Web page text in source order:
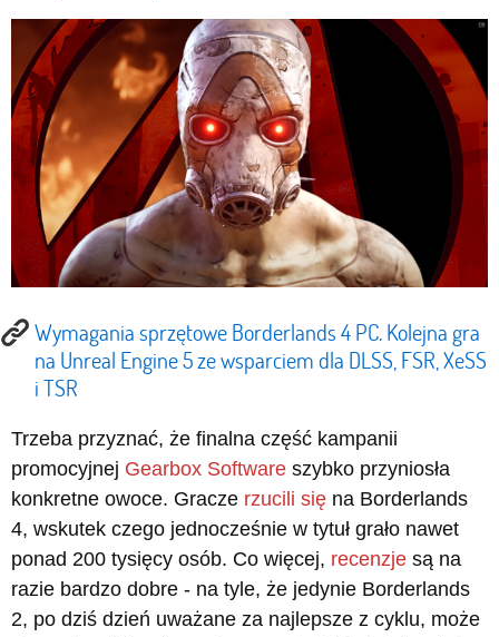
Wymagania sprzętowe Borderlands 4 PC. Kolejna gra
na Unreal Engine 5 ze wsparciem dla DLSS, FSR, XeSS
i TSR
Trzeba przyznać, że finalna część kampanii
promocyjnej Gearbox Software szybko przyniosła
konkretne owoce. Gracze rzucili się na Borderlands
4, wskutek czego jednocześnie w tytuł grało nawet
ponad 200 tysięcy osób. Co więcej, recenzje są na
razie bardzo dobre - na tyle, że jedynie Borderlands
2, po dziś dzień uważane za najlepsze z cyklu, może